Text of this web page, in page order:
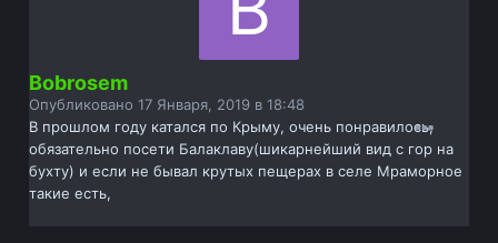
Bobrosem
Опубликовано17 Января, 2019 в 18:48
В прошлом году катался по Крыму, очень понравилось,
обязательно посети Балаклаву(шикарнейший вид с гор на
бухту) и если не бывал крутых пещерах в селе Мраморное
такие есть,